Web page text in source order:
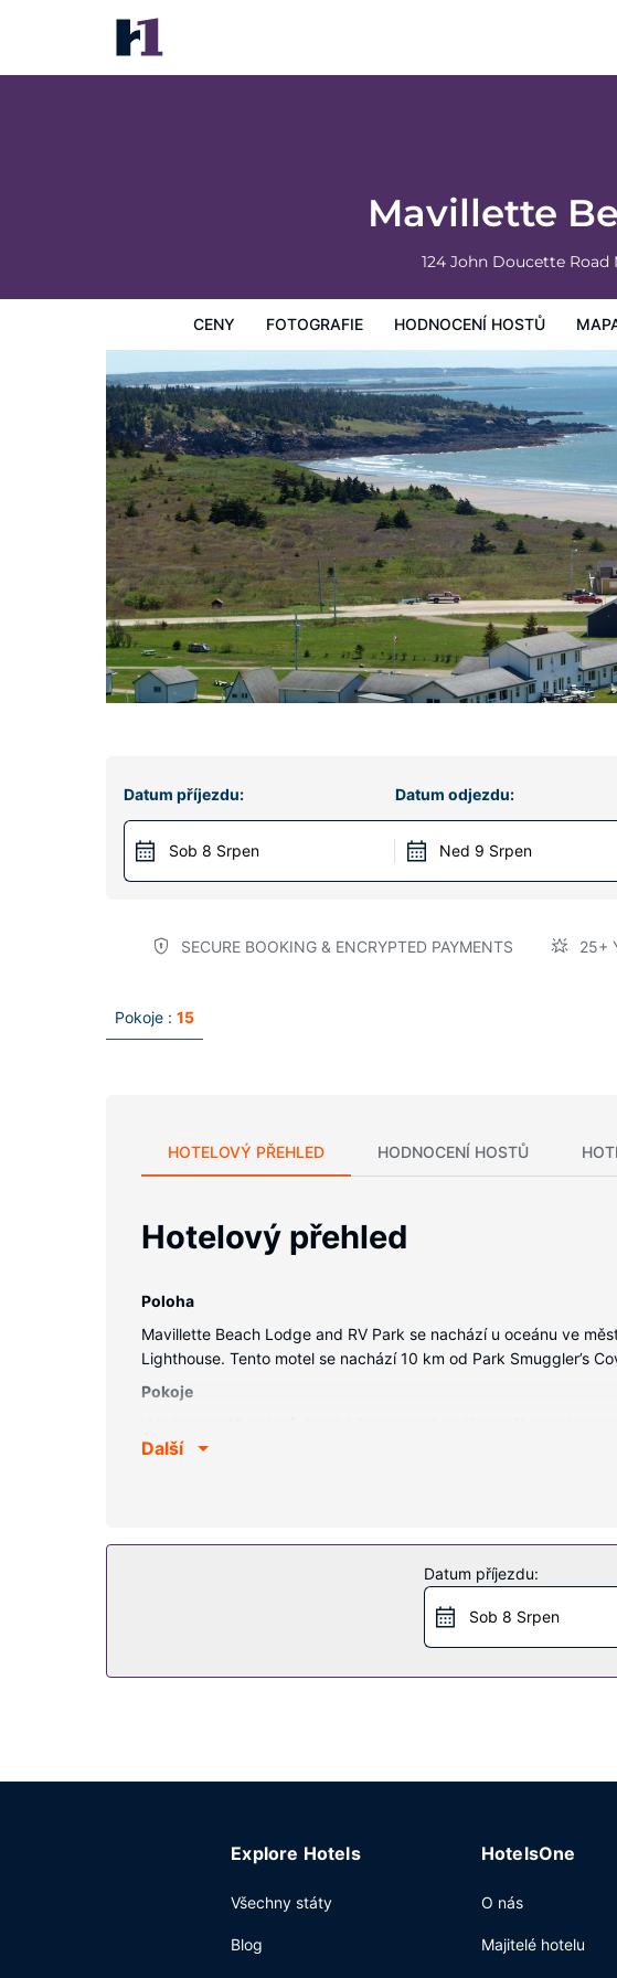
Mavillette
124 John Doucette Road
CENY FOTOGRAFIE HODNOCENÍ HOSTŮ
Mavillette Beach Lodge and RV Park
Ceny Fotografie
Datum příjezdu:
Sob 8 Srpen
Datum odjezdu:
Ned 9 Srpen
SECURE BOOKING & ENCRYPTED PAYMENTS 25+
Pokoje : 15
HOTELOVÝ PŘEHLED HODNOCENÍ HOSTŮ
Hotelový přehled
Poloha
Mavillette Beach Lodge and RV Park se nachází u oceánu ve
Lighthouse. Tento motel se nachází 10 km od Park Smuggler’s
Pokoje
kabelové kanály, dobrou zábavu. K vybavení koupelen patří vana
Recepce má omezenou provozní dobu. Přímo v areálu je
Další
Datum příjezdu:
Sob 8 Srpen
Explore Hotels
Všechny státy
Blog
HotelsOne
O nás
Majitelé hotelu